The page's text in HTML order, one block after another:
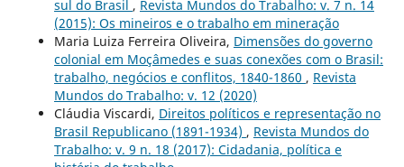
sul do Brasil , Revista Mundos do Trabalho: v. 7 n. 14
(2015): Os mineiros e o trabalho em mineração
Maria Luiza Ferreira Oliveira, Dimensões do governo
colonial em Moçâmedes e suas conexões com o Brasil:
trabalho, negócios e conflitos, 1840-1860 , Revista
Mundos do Trabalho: v. 12 (2020)
Cláudia Viscardi, Direitos políticos e representação no
Brasil Republicano (1891-1934) , Revista Mundos do
Trabalho: v. 9 n. 18 (2017): Cidadania, política e